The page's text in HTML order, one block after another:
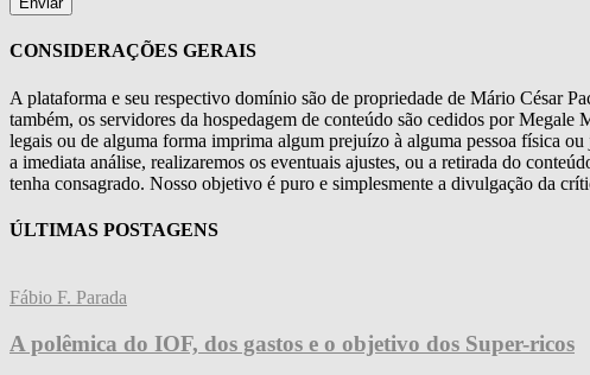
CONSIDERAÇÕES GERAIS
A plataforma e seu respectivo domínio são de propriedade de Mário César
também, os servidores da hospedagem de conteúdo são cedidos por
legais ou de alguma forma imprima algum prejuízo à alguma pessoa física
a imediata análise, realizaremos os eventuais ajustes, ou a retirada do
tenha consagrado. Nosso objetivo é puro e simplesmente a divulgação da
ÚLTIMAS POSTAGENS
Fábio F. Parada
A polêmica do IOF, dos gastos e o objetivo dos Super-ricos